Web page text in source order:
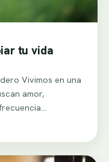
tu vida
Vivimos en una
amor,